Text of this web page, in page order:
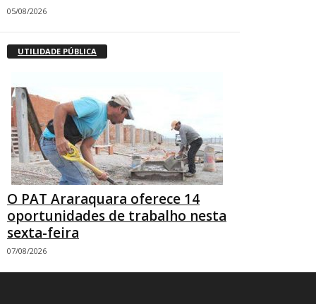
05/08/2026
UTILIDADE PÚBLICA
O PAT Araraquara oferece 14
oportunidades de trabalho nesta
sexta-feira
07/08/2026